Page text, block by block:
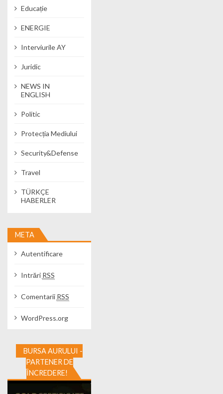
Educație
ENERGIE
Interviurile AY
Juridic
NEWS IN
ENGLISH
Politic
Protecția Mediului
Security&Defense
Travel
TÜRKÇE
HABERLER
META
Autentificare
Intrări RSS
Comentarii RSS
WordPress.org
BURSA AURULUI -
PARTENER DE
ÎNCREDERE!